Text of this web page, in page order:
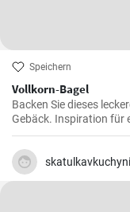
Speichern
Vollkorn-Bagel
Backen Sie dieses
Gebäck. Inspiration für
man nie genug haben.
skatulkavkuchyni